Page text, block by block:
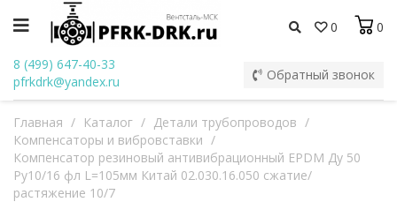
0 0
8 (499) 647-40-33
pfrkdrk@yandex.ru
Обратный звонок
Главная / Каталог / Детали трубопроводов /
Компенсаторы и вибровставки /
Компенсатор резиновый антивибрационный EPDM Ду 50
Ру10/16 фл L=105мм Китай 02.030.16.050 сжатие/
растяжение 10/7